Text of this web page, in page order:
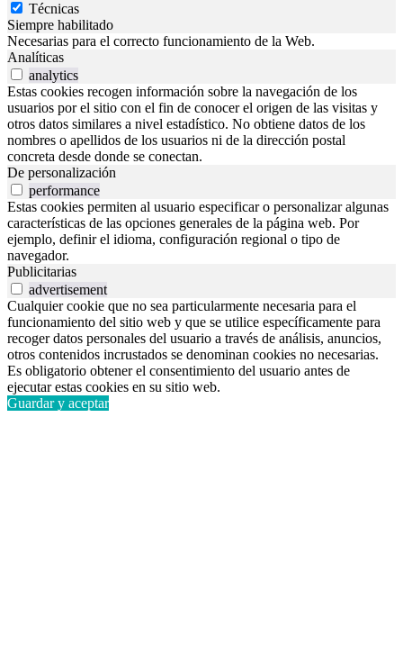
Técnicas
Siempre habilitado
Necesarias para el correcto funcionamiento de la Web.
Analíticas
analytics
Estas cookies recogen información sobre la navegación de los
usuarios por el sitio con el fin de conocer el origen de las visitas y
otros datos similares a nivel estadístico. No obtiene datos de los
nombres o apellidos de los usuarios ni de la dirección postal
concreta desde donde se conectan.
De personalización
performance
Estas cookies permiten al usuario especificar o personalizar algunas
características de las opciones generales de la página web. Por
ejemplo, definir el idioma, configuración regional o tipo de
navegador.
Publicitarias
advertisement
Cualquier cookie que no sea particularmente necesaria para el
funcionamiento del sitio web y que se utilice específicamente para
recoger datos personales del usuario a través de análisis, anuncios,
otros contenidos incrustados se denominan cookies no necesarias.
Es obligatorio obtener el consentimiento del usuario antes de
ejecutar estas cookies en su sitio web.
Guardar y aceptar